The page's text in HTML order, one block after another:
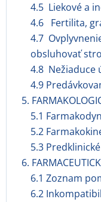
4.5 Liekové a
4.6 Fertilita,
4.7
obsluhovať
4.8 Nežiaduce
4.9
5.
5.1
5.2
5.3
6.
6.1 Zoznam
6.2